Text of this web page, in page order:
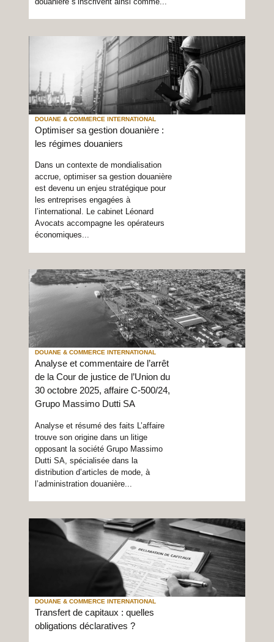
DOUANE & COMMERCE INTERNATIONAL
Optimiser sa gestion douanière :
les régimes douaniers
Dans un contexte de mondialisation
accrue, optimiser sa gestion douanière
est devenu un enjeu stratégique pour
les entreprises engagées à
l’international. Le cabinet Léonard
Avocats accompagne les opérateurs
économiques...
DOUANE & COMMERCE INTERNATIONAL
Analyse et commentaire de l’arrêt
de la Cour de justice de l’Union du
30 octobre 2025, affaire C-500/24,
Grupo Massimo Dutti SA
Analyse et résumé des faits L’affaire
trouve son origine dans un litige
opposant la société Grupo Massimo
Dutti SA, spécialisée dans la
distribution d’articles de mode, à
l’administration douanière...
DOUANE & COMMERCE INTERNATIONAL
Transfert de capitaux : quelles
obligations déclaratives ?